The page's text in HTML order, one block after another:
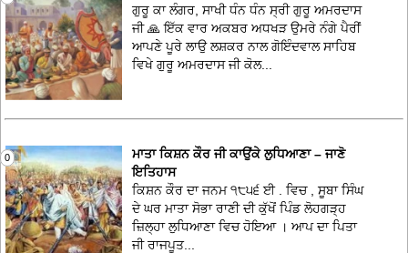
ਗੁਰੂ ਕਾ ਲੰਗਰ, ਸਾਖੀ ਧੰਨ ਧੰਨ ਸ੍ਰੀ ਗੁਰੂ ਅਮਰਦਾਸ
ਜੀ 🙏 ਇੱਕ ਵਾਰ ਅਕਬਰ ਅਧਖੜ ਉਮਰੇ ਨੰਗੇ ਪੈਰੀਂ
ਆਪਣੇ ਪੂਰੇ ਲਾਉ ਲਸ਼ਕਰ ਨਾਲ ਗੋਇੰਦਵਾਲ ਸਾਹਿਬ
ਵਿਖੇ ਗੁਰੂ ਅਮਰਦਾਸ ਜੀ ਕੋਲ...
0
ਮਾਤਾ ਕਿਸ਼ਨ ਕੌਰ ਜੀ ਕਾਉਂਕੇ ਲੁਧਿਆਣਾ – ਜਾਣੋ
ਇਤਿਹਾਸ
ਕਿਸ਼ਨ ਕੌਰ ਦਾ ਜਨਮ ੧੮੫੬ ਈ . ਵਿਚ , ਸੂਬਾ ਸਿੰਘ
ਦੇ ਘਰ ਮਾਤਾ ਸੋਭਾ ਰਾਣੀ ਦੀ ਕੁੱਖੋਂ ਪਿੰਡ ਲੋਹਗੜ੍ਹ
ਜ਼ਿਲ੍ਹਾ ਲੁਧਿਆਣਾ ਵਿਚ ਹੋਇਆ । ਆਪ ਦਾ ਪਿਤਾ
ਜੀ ਰਾਜਪੂਤ...